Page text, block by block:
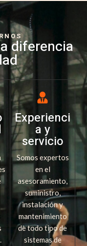
diferencia
Experienci
a y
servicio
Somos expertos
en el
asesoramiento,
suministro,
instalación y
mantenimiento
de todo tipo de
sistemas de